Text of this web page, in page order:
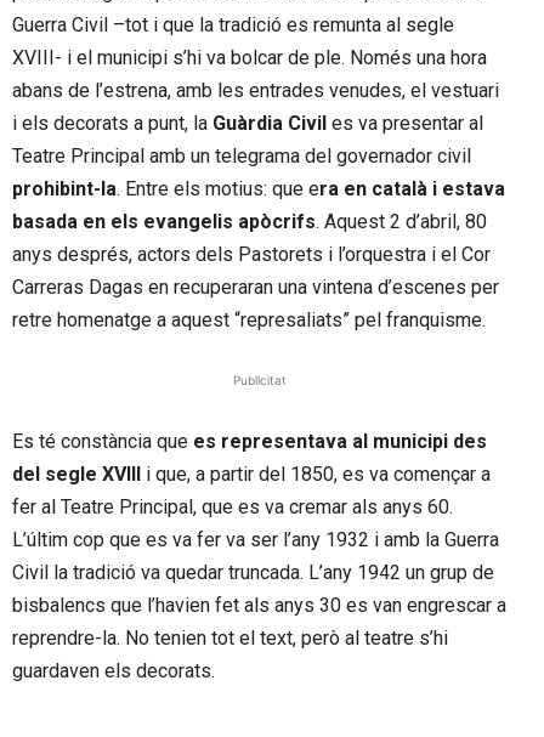
Guerra Civil –tot i que la tradició es remunta al segle
XVIII- i el municipi s’hi va bolcar de ple. Només una hora
abans de l’estrena, amb les entrades venudes, el vestuari
i els decorats a punt, la Guàrdia Civil es va presentar al
Teatre Principal amb un telegrama del governador civil
prohibint-la. Entre els motius: que era en català i estava
basada en els evangelis apòcrifs. Aquest 2 d’abril, 80
anys després, actors dels Pastorets i l’orquestra i el Cor
Carreras Dagas en recuperaran una vintena d’escenes per
retre homenatge a aquest “represaliats” pel franquisme.
Publicitat
Es té constància que es representava al municipi des
del segle XVIII i que, a partir del 1850, es va començar a
fer al Teatre Principal, que es va cremar als anys 60.
L’últim cop que es va fer va ser l’any 1932 i amb la Guerra
Civil la tradició va quedar truncada. L’any 1942 un grup de
bisbalencs que l’havien fet als anys 30 es van engrescar a
reprendre-la. No tenien tot el text, però al teatre s’hi
guardaven els decorats.